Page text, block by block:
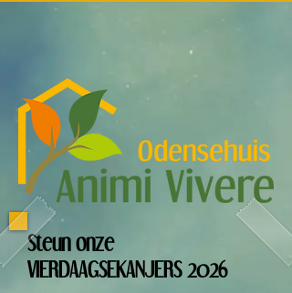
Steun onze
VIERDAAGSEKANJERS 2026